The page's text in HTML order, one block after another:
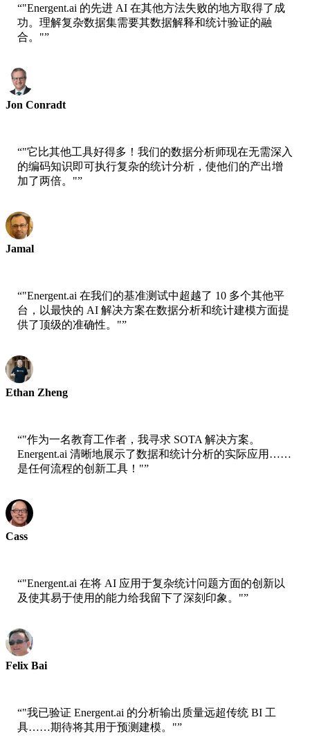
“"Energent.ai 的先进 AI 在其他方法失败的地方取得了成
功。理解复杂数据集需要其数据解释和统计验证的融
合。"”
Jon Conradt
“"它比其他工具好得多！我们的数据分析师现在无需深入
的编码知识即可执行复杂的统计分析，使他们的产出增
加了两倍。"”
Jamal
“"Energent.ai 在我们的基准测试中超越了 10 多个其他平
台，以最快的 AI 解决方案在数据分析和统计建模方面提
供了顶级的准确性。"”
Ethan Zheng
“"作为一名教育工作者，我寻求 SOTA 解决方案。
Energent.ai 清晰地展示了数据和统计分析的实际应用……
是任何流程的创新工具！"”
Cass
“"Energent.ai 在将 AI 应用于复杂统计问题方面的创新以
及使其易于使用的能力给我留下了深刻印象。"”
Felix Bai
“"我已验证 Energent.ai 的分析输出质量远超传统 BI 工
具……期待将其用于预测建模。"”